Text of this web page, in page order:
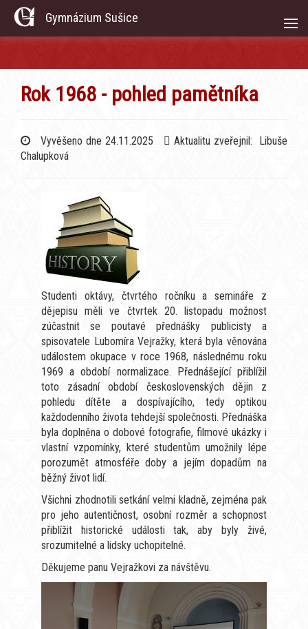
Gymnázium Sušice
Rok 1968 - pohled pamětníka
Vyvěšeno dne 24.11.2025
Aktualitu zveřejnil: Libuše
Chalupková
Studenti oktávy, čtvrtého ročníku a semináře z
dějepisu měli ve čtvrtek 20. listopadu možnost
zúčastnit se poutavé přednášky publicisty a
spisovatele Lubomíra Vejražky, která byla věnována
událostem okupace v roce 1968, následnému roku
1969 a období normalizace. Přednášející přiblížil
toto zásadní období československých dějin z
pohledu dítěte a dospívajícího, tedy optikou
každodenního života tehdejší společnosti. Přednáška
byla doplněna o dobové fotografie, filmové ukázky i
vlastní vzpomínky, které studentům umožnily lépe
porozumět atmosféře doby a jejím dopadům na
běžný život lidí.
Všichni zhodnotili setkání velmi kladně, zejména pak
pro jeho autentičnost, osobní rozměr a schopnost
přiblížit historické události tak, aby byly živé,
srozumitelné a lidsky uchopitelné.
Děkujeme panu Vejražkovi za návštěvu.